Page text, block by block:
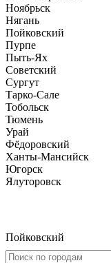
Ноябрьск
Нягань
Пойковский
Пурпе
Пыть-Ях
Советский
Сургут
Тарко-Сале
Тобольск
Тюмень
Урай
Фёдоровский
Ханты-Мансийск
Югорск
Ялуторовск
Пойковский